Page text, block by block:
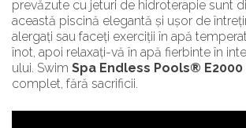
prevăzute cu jeturi de hidroterapie sunt
această piscină elegantă și ușor de
alergați sau faceți exerciții în apă
înot, apoi relaxați-vă în apă fierbinte în
ului. Swim Spa Endless Pools® E2000
complet, fără sacrificii.